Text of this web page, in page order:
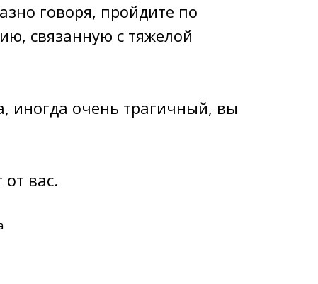
говоря, пройдите по
связанную с тяжелой
иногда очень трагичный, вы
вас.